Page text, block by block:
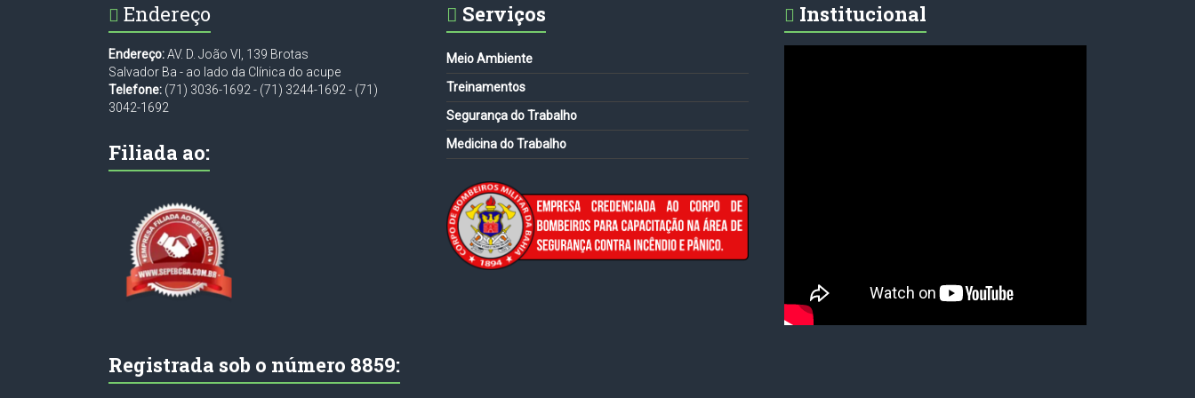
Endereço
Endereço:AV. D. João VI, 139 Brotas
Salvador Ba - ao lado da Clínica do acupe
Telefone: (71) 3036-1692 - (71) 3244-1692 - (71)
3042-1692
Filiada ao:
Registrada sob o número 8859:
Serviços
Meio Ambiente
Treinamentos
Segurança do Trabalho
Medicina do Trabalho
Institucional